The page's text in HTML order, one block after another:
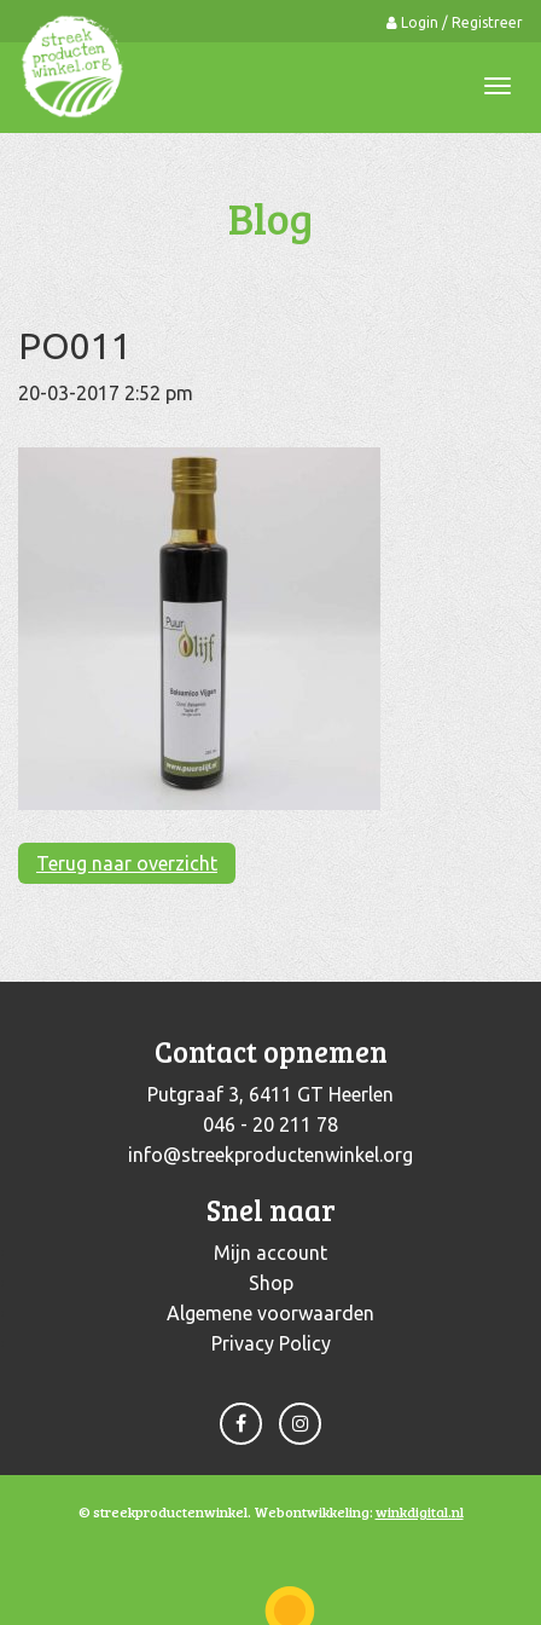
Login / Registreer
Blog
PO011
20-03-2017 2:52 pm
Terug naar overzicht
Contact opnemen
Putgraaf 3, 6411 GT Heerlen
046 - 20 211 78
info@streekproductenwinkel.org
Snel naar
Mijn account
Shop
Algemene voorwaarden
Privacy Policy
© streekproductenwinkel. Webontwikkeling:winkdigital.nl